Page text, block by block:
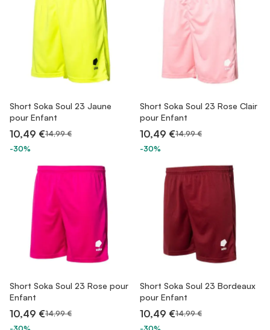
Short Soka Soul 23 Jaune
pour Enfant
10,49 €14,99 €
-30%
Short Soka Soul 23 Rose Clair
pour Enfant
10,49 €14,99 €
-30%
Short Soka Soul 23 Rose pour
Enfant
10,49 €14,99 €
Short Soka Soul 23 Bordeaux
pour Enfant
10,49 €14,99 €